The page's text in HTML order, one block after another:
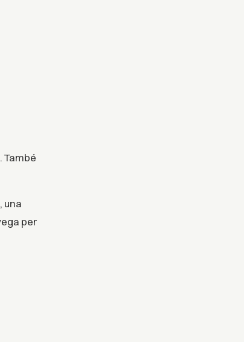
També
una
per